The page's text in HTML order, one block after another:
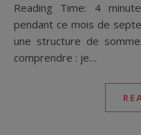
Reading Time: 4 minutes Il a fait relativement beau
pendant ce mois de
une structure de
comprendre : je…